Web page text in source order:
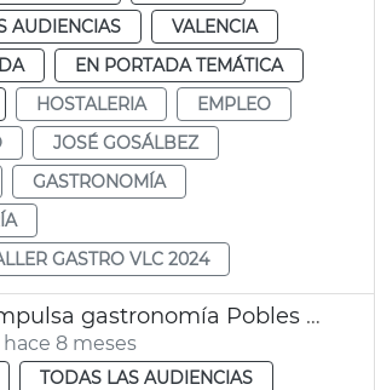
AUDIENCIAS
VALENCIA
EN PORTADA TEMÁTICA
HOSTALERIA
EMPLEO
JOSÉ GOSÁLBEZ
GASTRONOMÍA
GASTRO VLC 2024
València impulsa gastronomía Pobles del Sud afectados dana
8 meses
TODAS LAS AUDIENCIAS